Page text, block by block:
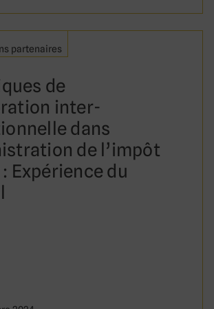
partenaires
de
inter-
dans
de l’impôt
Expérience du